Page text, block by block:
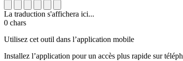
La traduction s'affichera ici...
0 chars
Utilisez cet outil dans l’application mobile
Installez l’application pour un accès plus rapide sur